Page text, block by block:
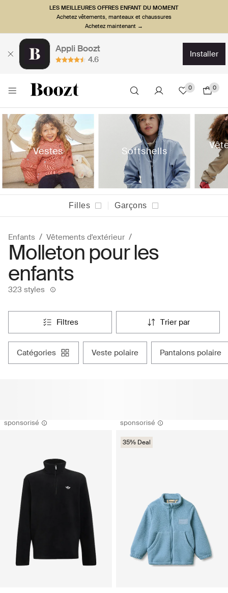
LES MEILLEURES OFFRES ENFANT DU MOMENT
Achetez vêtements, manteaux et chaussures
Achetez maintenant →
Appli Boozt
4.6
installer
0 0
Vestes Softshells
Filles Garçons
Enfants Vêtements d'extérieur
Molleton pour les
enfants
323 styles
filtres trier par
catégories veste polaire pantalons polaire
sponsorisé sponsorisé
35% Deal